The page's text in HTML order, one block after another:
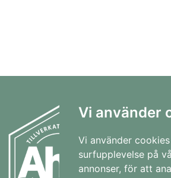
Vi använder
Vi använder
surfupplevelse på
annonser, för att